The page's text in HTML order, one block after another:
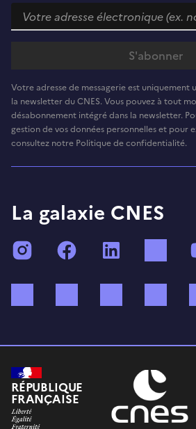
Votre adresse de messagerie est uniquement
la newsletter du CNES. Vous pouvez à tout
désabonnement intégré dans la newsletter.
gestion de vos données personnelles et pour
consultez notre Politique de confidentialité.
La galaxie CNES
InstagramFacebook
RÉPUBLIQUE
FRANÇAISE